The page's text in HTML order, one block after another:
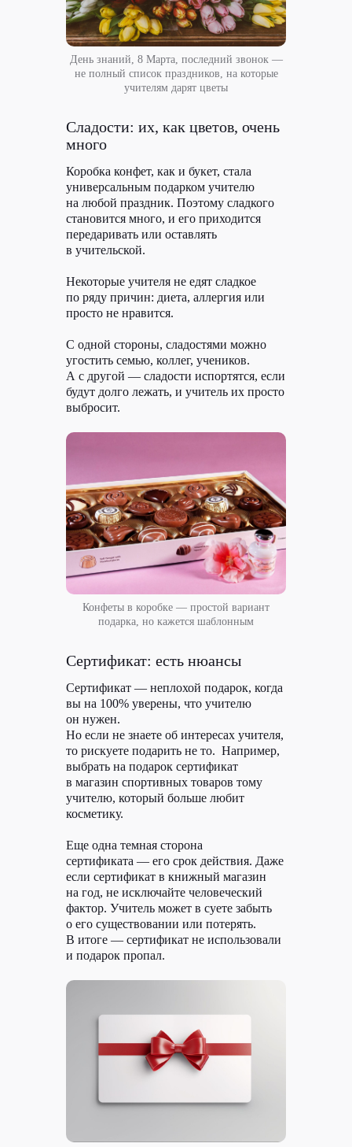
День знаний, 8 Марта, последний звонок —
не полный список праздников, на которые
учителям дарят цветы
Сладости: их, как цветов, очень
много
Коробка конфет, как и букет, стала
универсальным подарком учителю
на любой праздник. Поэтому сладкого
становится много, и его приходится
передаривать или оставлять
в учительской.
Некоторые учителя не едят сладкое
по ряду причин: диета, аллергия или
просто не нравится.
С одной стороны, сладостями можно
угостить семью, коллег, учеников.
А с другой — сладости испортятся, если
будут долго лежать, и учитель их просто
выбросит.
Конфеты в коробке — простой вариант
подарка, но кажется шаблонным
Сертификат: есть нюансы
Сертификат — неплохой подарок, когда
вы на 100% уверены, что учителю
он нужен.
Но если не знаете об интересах учителя,
то рискуете подарить не то. Например,
выбрать на подарок сертификат
в магазин спортивных товаров тому
учителю, который больше любит
косметику.
Еще одна темная сторона
сертификата — его срок действия. Даже
если сертификат в книжный магазин
на год, не исключайте человеческий
фактор. Учитель может в суете забыть
о его существовании или потерять.
В итоге — сертификат не использовали
и подарок пропал.